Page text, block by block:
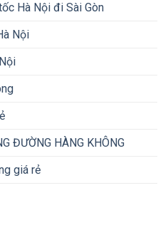
Hà Nội đi Sài Gòn
Nội
ĐƯỜNG HÀNG KHÔNG
giá rẻ